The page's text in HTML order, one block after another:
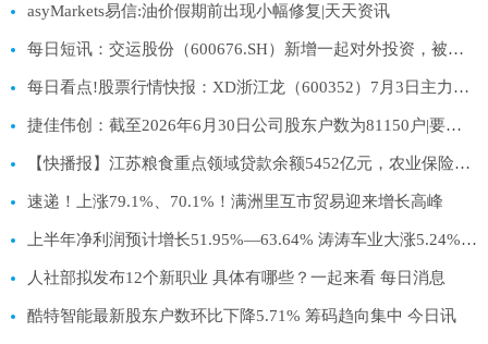
asyMarkets易信:油价假期前出现小幅修复|天天资讯
每日短讯：交运股份（600676.SH）新增一起对外投资，被投资公司为上海浦江游览集团有限公司
每日看点!股票行情快报：XD浙江龙（600352）7月3日主力资金净买入2700.56万元
捷佳伟创：截至2026年6月30日公司股东户数为81150户|要闻速递
【快播报】江苏粮食重点领域贷款余额5452亿元，农业保险提供风险保障1081亿元
速递！上涨79.1%、70.1%！满洲里互市贸易迎来增长高峰
上半年净利润预计增长51.95%—63.64% 涛涛车业大涨5.24%|快讯
人社部拟发布12个新职业 具体有哪些？一起来看 每日消息
酷特智能最新股东户数环比下降5.71% 筹码趋向集中 今日讯